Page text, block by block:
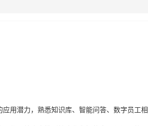
用潜力，熟悉知识库、智能问答、数字员工相